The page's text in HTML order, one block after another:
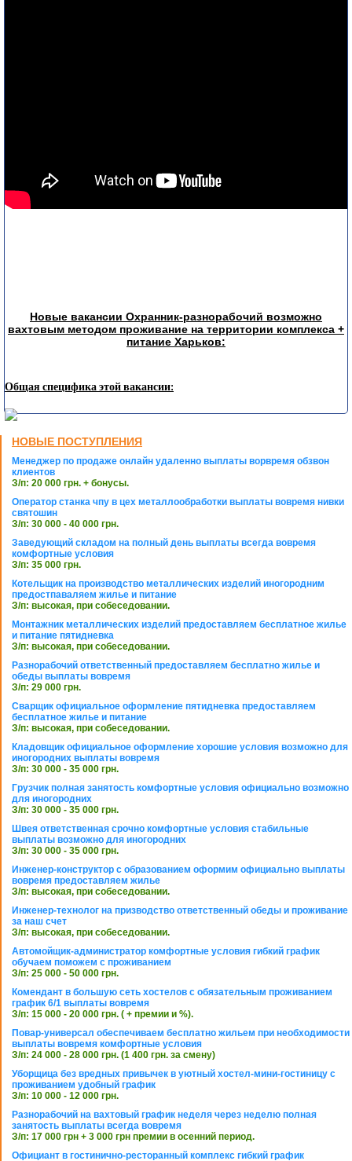
Новые вакансии Охранник-разнорабочий возможно
вахтовым методом проживание на территории комплекса +
питание Харьков:
Общая специфика этой вакансии:
НОВЫЕ ПОСТУПЛЕНИЯ
Менеджер по продаже онлайн удаленно выплаты ворвремя обзвон
клиентов
З/п: 20 000 грн. + бонусы.
Оператор станка чпу в цех металлообработки выплаты вовремя нивки
святошин
З/п: 30 000 - 40 000 грн.
Заведующий складом на полный день выплаты всегда вовремя
комфортные условия
З/п: 35 000 грн.
Котельщик на производство металлических изделий иногородним
предостпаваляем жилье и питание
З/п: высокая, при собеседовании.
Монтажник металлических изделий предоставляем бесплатное жилье
и питание пятидневка
З/п: высокая, при собеседовании.
Разнорабочий ответственный предоставляем бесплатно жилье и
обеды выплаты вовремя
З/п: 29 000 грн.
Сварщик официальное оформление пятидневка предоставляем
бесплатное жилье и питание
З/п: высокая, при собеседовании.
Кладовщик официальное оформление хорошие условия возможно для
иногородних выплаты вовремя
З/п: 30 000 - 35 000 грн.
Грузчик полная занятость комфортные условия официально возможно
для иногородних
З/п: 30 000 - 35 000 грн.
Швея ответственная срочно комфортные условия стабильные
выплаты возможно для иногородних
З/п: 30 000 - 35 000 грн.
Инженер-конструктор с образованием оформим официально выплаты
вовремя предоставляем жилье
З/п: высокая, при собеседовании.
Инженер-технолог на призводство ответственный обеды и проживание
за наш счет
З/п: высокая, при собеседовании.
Автомойщик-администратор комфортные условия гибкий график
обучаем поможем с проживанием
З/п: 25 000 - 50 000 грн.
Комендант в большую сеть хостелов с обязательным проживанием
график 6/1 выплаты вовремя
З/п: 15 000 - 20 000 грн. ( + премии и %).
Повар-универсал обеспечиваем бесплатно жильем при необходимости
выплаты вовремя комфортные условия
З/п: 24 000 - 28 000 грн. (1 400 грн. за смену)
Уборщица без вредных привычек в уютный хостел-мини-гостиницу с
проживанием удобный график
З/п: 10 000 - 12 000 грн.
Разнорабочий на вахтовый график неделя через неделю полная
занятость выплаты всегда вовремя
З/п: 17 000 грн + 3 000 грн премии в осенний период.
Официант в гостинично-ресторанный комплекс гибкий график